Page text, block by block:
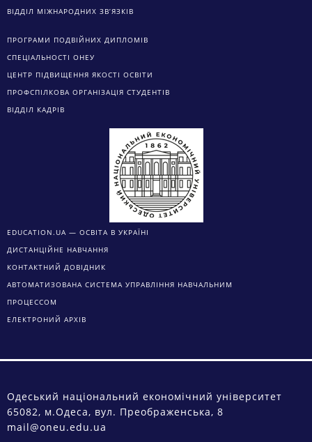
ВІДДІЛ МІЖНАРОДНИХ ЗВ’ЯЗКІВ
ПРОГРАМИ ПОДВІЙНИХ ДИПЛОМІВ
СПЕЦІАЛЬНОСТІ ОНЕУ
ЦЕНТР ПІДВИЩЕННЯ ЯКОСТІ ОСВІТИ
ПРОФСПІЛКОВА ОРГАНІЗАЦІЯ СТУДЕНТІВ
ВІДДІЛ КАДРІВ
EDUCATION.UA — ОСВІТА В УКРАЇНІ
ДИСТАНЦІЙНЕ НАВЧАННЯ
КОНТАКТНИЙ ДОВІДНИК
АВТОМАТИЗОВАНА СИСТЕМА УПРАВЛІННЯ НАВЧАЛЬНИМ
ПРОЦЕССОМ
ЕЛЕКТРОНИЙ АРХІВ
Одеський національний економічний університет
65082, м.Одеса, вул. Преображенська, 8
mail@oneu.edu.ua